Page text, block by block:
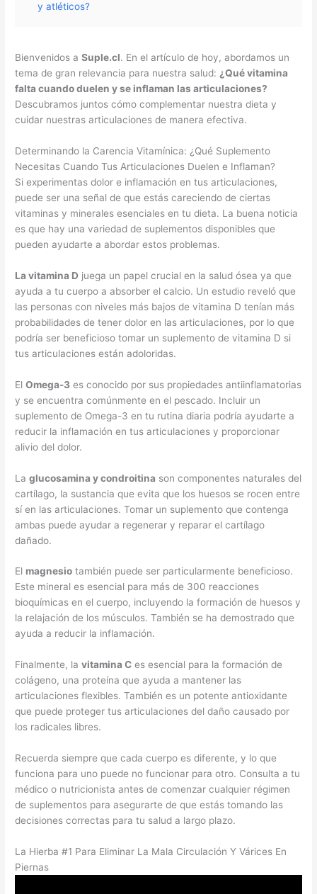
y atléticos?
Bienvenidos aSuple.cl. En el artículo de hoy, abordamos un
tema de gran relevancia para nuestra salud: ¿Qué vitamina
falta cuando duelen y se inflaman las articulaciones?
Descubramos juntos cómo complementar nuestra dieta y
cuidar nuestras articulaciones de manera efectiva.
Determinando la Carencia Vitamínica: ¿Qué Suplemento
Necesitas Cuando Tus Articulaciones Duelen e Inflaman?
Si experimentas dolor e inflamación en tus articulaciones,
puede ser una señal de que estás careciendo de ciertas
vitaminas y minerales esenciales en tu dieta. La buena noticia
es que hay una variedad de suplementos disponibles que
pueden ayudarte a abordar estos problemas.
La vitamina D juega un papel crucial en la salud ósea ya que
ayuda a tu cuerpo a absorber el calcio. Un estudio reveló que
las personas con niveles más bajos de vitamina D tenían más
probabilidades de tener dolor en las articulaciones, por lo que
podría ser beneficioso tomar un suplemento de vitamina D si
tus articulaciones están adoloridas.
ElOmega-3 es conocido por sus propiedades antiinflamatorias
y se encuentra comúnmente en el pescado. Incluir un
suplemento de Omega-3 en tu rutina diaria podría ayudarte a
reducir la inflamación en tus articulaciones y proporcionar
alivio del dolor.
Laglucosamina y condroitina son componentes naturales del
cartílago, la sustancia que evita que los huesos se rocen entre
sí en las articulaciones. Tomar un suplemento que contenga
ambas puede ayudar a regenerar y reparar el cartílago
dañado.
El magnesio también puede ser particularmente beneficioso.
Este mineral es esencial para más de 300 reacciones
bioquímicas en el cuerpo, incluyendo la formación de huesos y
la relajación de los músculos. También se ha demostrado que
ayuda a reducir la inflamación.
Finalmente, lavitamina C es esencial para la formación de
colágeno, una proteína que ayuda a mantener las
articulaciones flexibles. También es un potente antioxidante
que puede proteger tus articulaciones del daño causado por
los radicales libres.
Recuerda siempre que cada cuerpo es diferente, y lo que
funciona para uno puede no funcionar para otro. Consulta a tu
médico o nutricionista antes de comenzar cualquier régimen
de suplementos para asegurarte de que estás tomando las
decisiones correctas para tu salud a largo plazo.
La Hierba #1 Para Eliminar La Mala Circulación Y Várices En
Piernas